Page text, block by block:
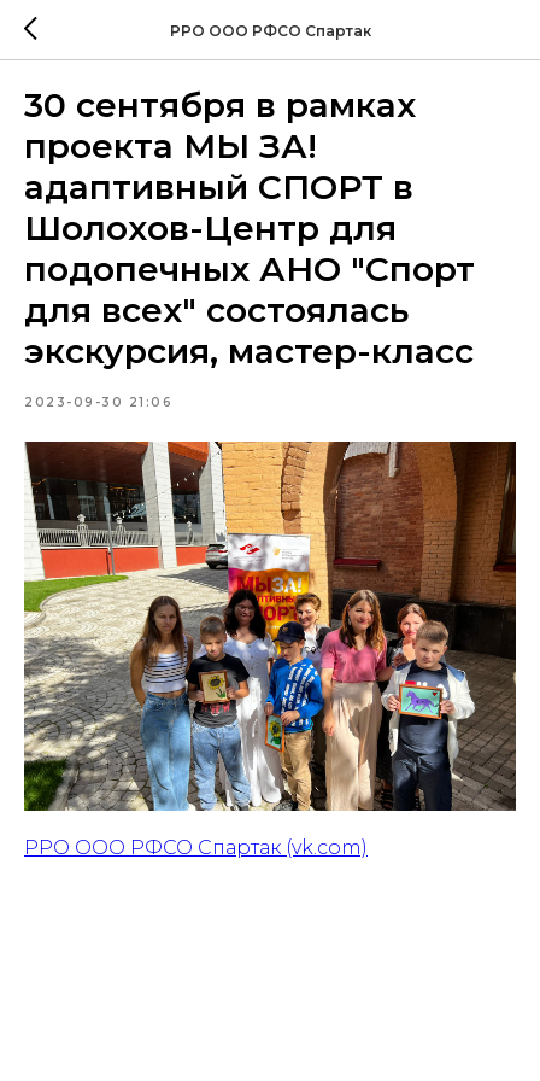
РРО ООО РФСО Спартак
30 сентября в рамках
проекта МЫ ЗА!
адаптивный СПОРТ в
Шолохов-Центр для
подопечных АНО "Спорт
для всех" состоялась
экскурсия, мастер-класс
2023-09-30 21:06
РРО ООО РФСО Спартак (vk.com)